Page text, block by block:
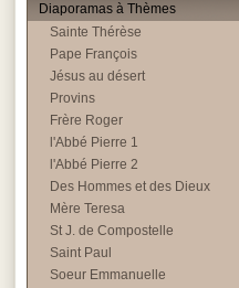
Diaporamas à Thèmes
Sainte Thérèse
Pape François
Jésus au désert
Provins
Frère Roger
l'Abbé Pierre 1
l'Abbé Pierre 2
Des Hommes et des Dieux
Mère Teresa
St J. de Compostelle
Saint Paul
Soeur Emmanuelle